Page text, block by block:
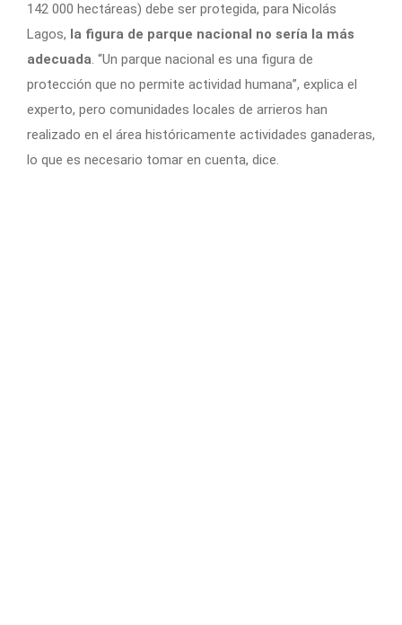
142 000 hectáreas) debe ser protegida, para Nicolás
Lagos, la figura de parque nacional no sería la más
adecuada. “Un parque nacional es una figura de
protección que no permite actividad humana”, explica el
experto, pero comunidades locales de arrieros han
realizado en el área históricamente actividades ganaderas,
lo que es necesario tomar en cuenta, dice.